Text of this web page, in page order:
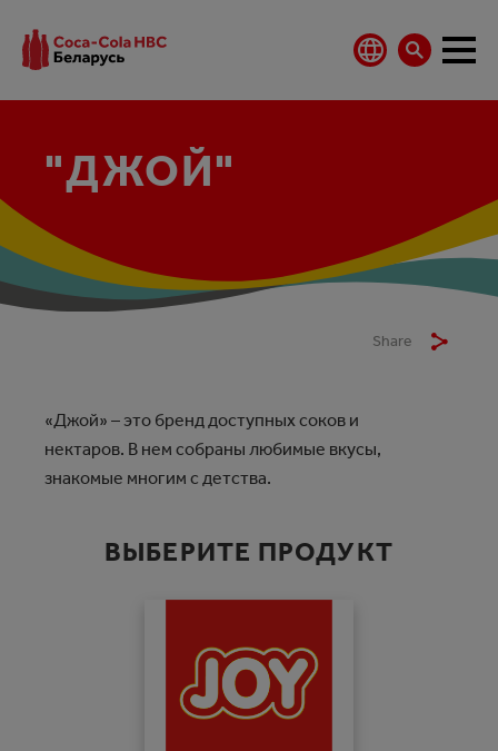
"ДЖОЙ"
Share
«Джой» – это бренд доступных соков и
нектаров. В нем собраны любимые вкусы,
знакомые многим с детства.
ВЫБЕРИТЕ ПРОДУКТ